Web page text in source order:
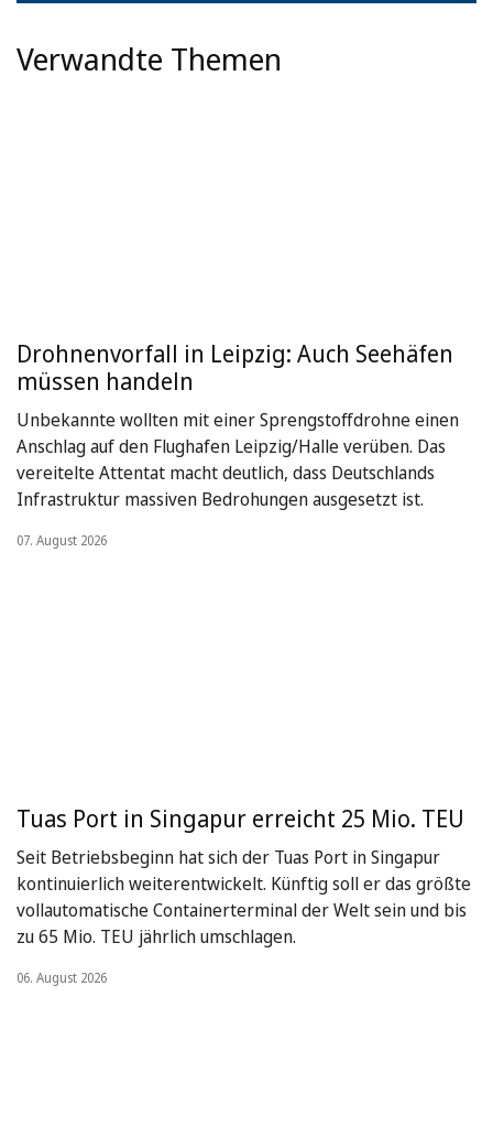
Verwandte Themen
Drohnenvorfall in Leipzig: Auch Seehäfen
müssen handeln
Unbekannte wollten mit einer Sprengstoffdrohne einen
Anschlag auf den Flughafen Leipzig/Halle verüben. Das
vereitelte Attentat macht deutlich, dass Deutschlands
Infrastruktur massiven Bedrohungen ausgesetzt ist.
07. August 2026
Tuas Port in Singapur erreicht 25 Mio. TEU
Seit Betriebsbeginn hat sich der Tuas Port in Singapur
kontinuierlich weiterentwickelt. Künftig soll er das größte
vollautomatische Containerterminal der Welt sein und bis
zu 65 Mio. TEU jährlich umschlagen.
06. August 2026